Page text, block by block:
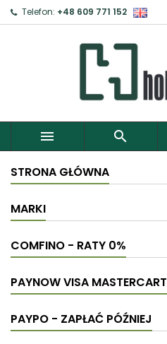
Telefon: +48 609 771 152
 
STRONA GŁÓWNA
MARKI
COMFINO - RATY 0%
PAYNOW VISA MASTERCART
PAYPO - ZAPŁAĆ PÓŹNIEJ